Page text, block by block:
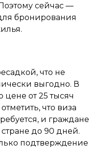
сейчас —
бронирования
что не
выгодно. В
от 25 тысяч
что виза
и граждане
до 90 дней.
подтверждение